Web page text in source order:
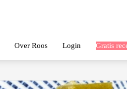
Over Roos Login Gratis